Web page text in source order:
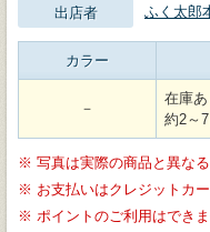
出店者 ふく太郎
カラー
－
在庫あ
約2～
※ 写真は実際の商品と異な
※ お支払いはクレジットカ
※ ポイントのご利用はできま